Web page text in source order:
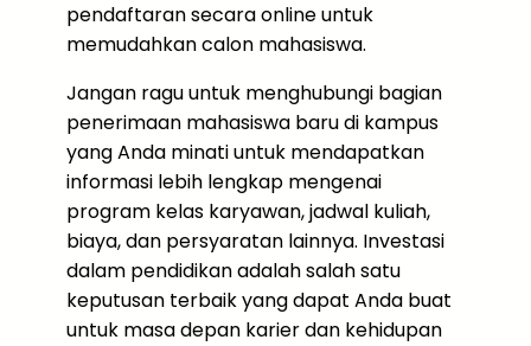
pendaftaran secara online untuk
memudahkan calon mahasiswa.
Jangan ragu untuk menghubungi bagian
penerimaan mahasiswa baru di kampus
yang Anda minati untuk mendapatkan
informasi lebih lengkap mengenai
program kelas karyawan, jadwal kuliah,
biaya, dan persyaratan lainnya. Investasi
dalam pendidikan adalah salah satu
keputusan terbaik yang dapat Anda buat
untuk masa depan karier dan kehidupan